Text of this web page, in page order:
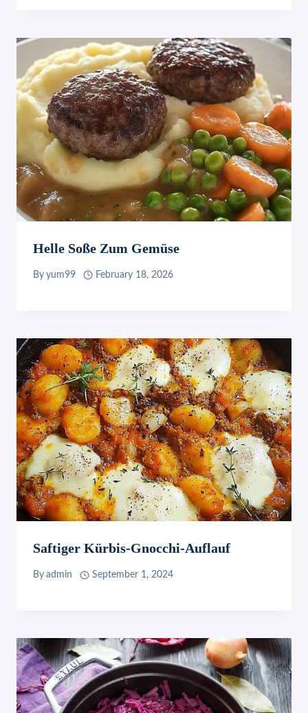
Helle Soße Zum Gemüse
By yum99 February 18, 2026
Saftiger Kürbis-Gnocchi-Auflauf
By admin September 1, 2024